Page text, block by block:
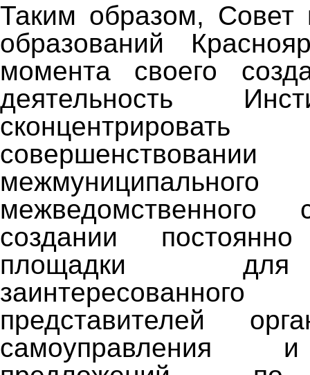
Таким образом, Совет
образований
момента своего
деятельность
межведомственного
создании
площадки
представителей
самоуправления